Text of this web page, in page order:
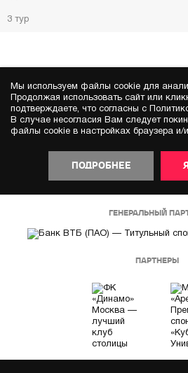
3 тур
Мы используем файлы cookie для
Продолжая использовать сайт или
подтверждаете, что согласны с
В случае несогласия Вам следует
файлы cookie в настройках браузера и/
ПОДРОБНЕЕ
ГЕНЕРАЛЬНЫЙ
ПАРТНЕРЫ